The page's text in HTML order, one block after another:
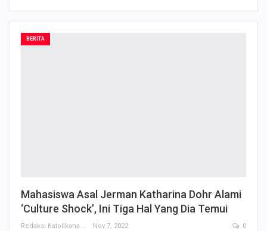
BERITA
Mahasiswa Asal Jerman Katharina Dohr Alami
‘Culture Shock’, Ini Tiga Hal Yang Dia Temui
Redaksi Katolikana Nov 7, 2022 0